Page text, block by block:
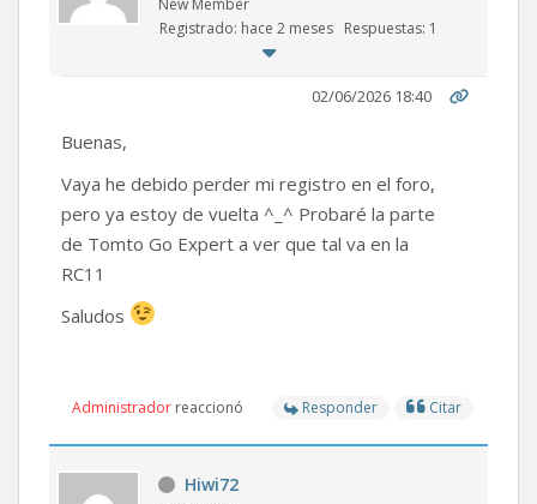
New Member
Registrado: hace 2 meses Respuestas: 1
02/06/2026 18:40
Buenas,
Vaya he debido perder mi registro en el foro,
pero ya estoy de vuelta ^_^ Probaré la parte
de Tomto Go Expert a ver que tal va en la
RC11
Saludos
Administrador reaccionó Responder Citar
Hiwi72